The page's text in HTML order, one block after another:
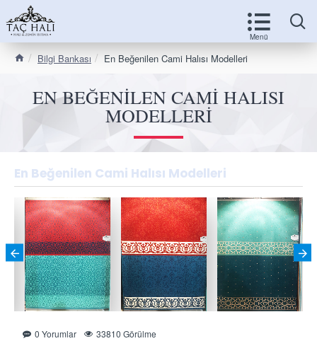
Bilgi Bankası En Beğenilen Cami Halısı Modelleri
EN BEĞENILEN CAMI HALISI
MODELLERI
En Beğenilen Cami Halısı Modelleri
0 Yorumlar 33810 Görülme